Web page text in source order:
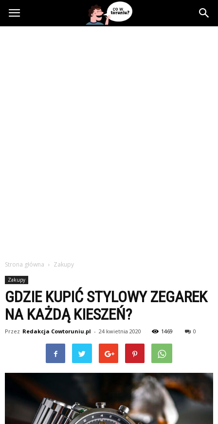
Cowtoruniu.pl
Strona główna Zakupy
Zakupy
GDZIE KUPIĆ STYLOWY ZEGAREK
NA KAŻDĄ KIESZEŃ?
Przez Redakcja Cowtoruniu.pl - 24 kwietnia 2020 1469 0